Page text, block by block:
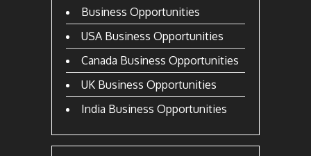
Business Opportunities
USA Business Opportunities
Canada Business Opportunities
UK Business Opportunities
India Business Opportunities